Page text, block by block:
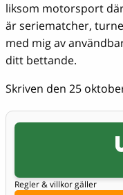
liksom motorsport
är seriematcher,
med mig av
ditt bettande.
Skriven den 25
Regler & villkor gäller